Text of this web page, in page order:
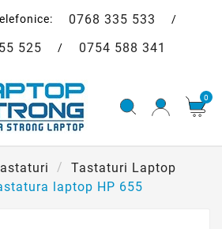
0768 335 533
525 / 0754 588 341
0
Tastaturi Laptop
laptop HP 655